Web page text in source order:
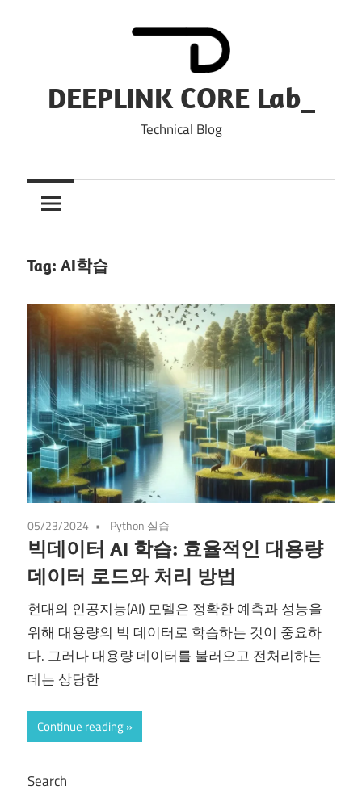
DEEPLINK CORE Lab_
Technical Blog
Tag: AI학습
05/23/2024 Python 실습
빅데이터 AI 학습: 효율적인 대용량
데이터 로드와 처리 방법
현대의 인공지능(AI) 모델은 정확한 예측과 성능을
위해 대용량의 빅 데이터로 학습하는 것이 중요하
다. 그러나 대용량 데이터를 불러오고 전처리하는
데는 상당한
Continue reading
Search